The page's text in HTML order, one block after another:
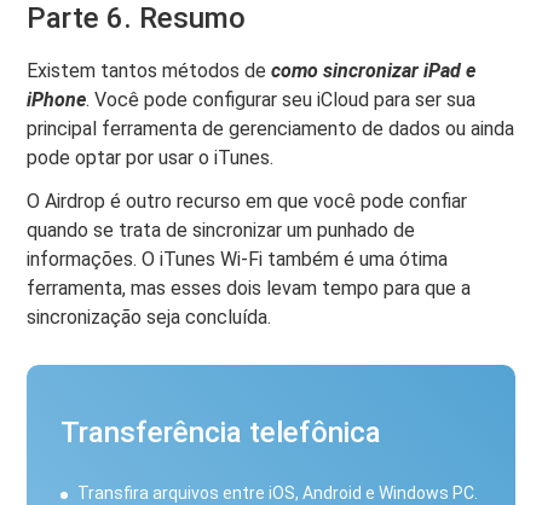
Parte 6. Resumo
Existem tantos métodos decomo sincronizar iPad e
iPhone. Você pode configurar seu iCloud para ser sua
principal ferramenta de gerenciamento de dados ou ainda
pode optar por usar o iTunes.
O Airdrop é outro recurso em que você pode confiar
quando se trata de sincronizar um punhado de
informações. O iTunes Wi-Fi também é uma ótima
ferramenta, mas esses dois levam tempo para que a
sincronização seja concluída.
Transferência telefônica
Transfira arquivos entre iOS, Android e Windows PC.